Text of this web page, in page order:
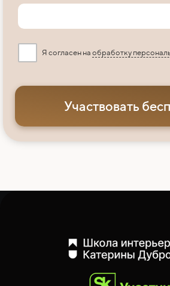
Я согласен на обработку
Участвовать